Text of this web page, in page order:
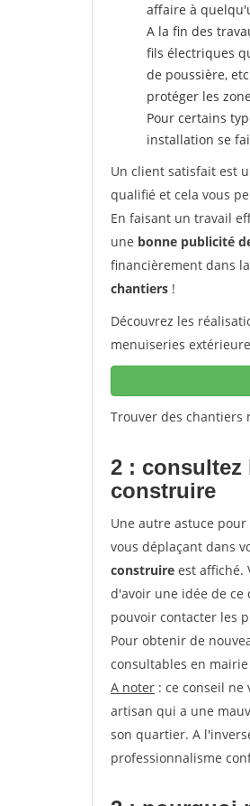
affaire à
A la fin des
fils électriques
de poussière,
protéger les
Pour certains
installation se
Un client satisfait est
qualifié et cela vous
En faisant un travail
une bonne publicité
financièrement dans
chantiers !
Découvrez les
menuiseries
Trouver des chantiers
2 : consultez
construire
Une autre astuce
vous déplaçant dans
construire est affiché.
d'avoir une idée de ce
pouvoir contacter les
Pour obtenir de
consultables en
A noter : ce conseil
artisan qui a une
son quartier. A
professionnalisme